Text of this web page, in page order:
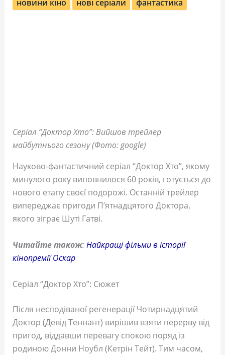
новини кіно нові серіали фантастика
Серіал “Доктор Хто”: Вийшов трейлер
майбутнього сезону (Фото: google)
Науково-фантастичний серіал “Доктор Хто”, якому
минулого року виповнилося 60 років, готується до
нового етапу своєї подорожі. Останній трейлер
випереджає пригоди П’ятнадцятого Доктора,
якого зіграє Шуті Гатві.
Читайте також:Найкращі фільми в історії
кінопремії Оскар
Серіал “Доктор Хто”: Сюжет
Після несподіваної регенерації Чотирнадцятий
Доктор (Девід Теннант) вирішив взяти перерву від
пригод, віддавши перевагу спокою поряд із
родиною Донни Ноубл (Кетрін Тейт). Тим часом,